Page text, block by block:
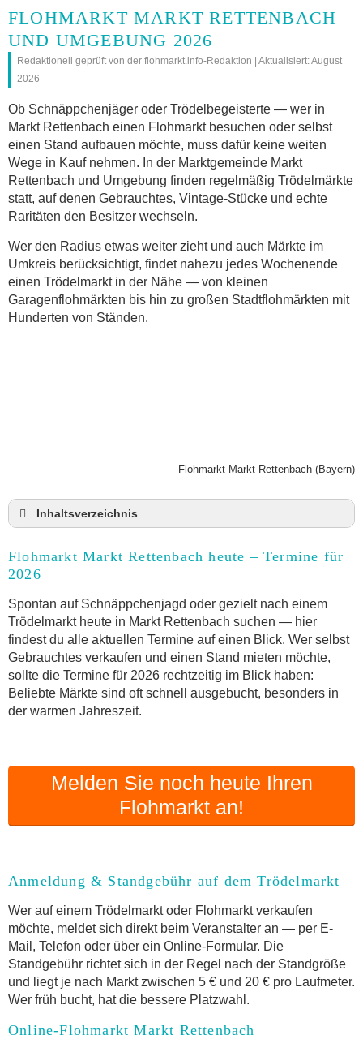
FLOHMARKT MARKT RETTENBACH
UND UMGEBUNG 2026
Redaktionell geprüft von der flohmarkt.info-Redaktion | Aktualisiert: August
2026
Ob Schnäppchenjäger oder Trödelbegeisterte — wer in
Markt Rettenbach einen Flohmarkt besuchen oder selbst
einen Stand aufbauen möchte, muss dafür keine weiten
Wege in Kauf nehmen. In der Marktgemeinde Markt
Rettenbach und Umgebung finden regelmäßig Trödelmärkte
statt, auf denen Gebrauchtes, Vintage-Stücke und echte
Raritäten den Besitzer wechseln.
Wer den Radius etwas weiter zieht und auch Märkte im
Umkreis berücksichtigt, findet nahezu jedes Wochenende
einen Trödelmarkt in der Nähe — von kleinen
Garagenflohmärkten bis hin zu großen Stadtflohmärkten mit
Hunderten von Ständen.
Flohmarkt Markt Rettenbach (Bayern)
Inhaltsverzeichnis
2026
Online-Flohmarkt Markt Rettenbach
Welche Trödelmarkt-Typen gibt es?
Aktuelle Flohmarkt-Termine für Markt Rettenbach
und Umgebung
Kleinanzeigen Markt Rettenbach als Alternative
zum Trödelmarkt
Flohmarkt-Termin melden
Flohmarkt Markt Rettenbach heute – Termine für
2026
Spontan auf Schnäppchenjagd oder gezielt nach einem
Trödelmarkt heute in Markt Rettenbach suchen — hier
findest du alle aktuellen Termine auf einen Blick. Wer selbst
Gebrauchtes verkaufen und einen Stand mieten möchte,
sollte die Termine für 2026 rechtzeitig im Blick haben:
Beliebte Märkte sind oft schnell ausgebucht, besonders in
der warmen Jahreszeit.
Melden Sie noch heute Ihren
Flohmarkt an!
Anmeldung & Standgebühr auf dem Trödelmarkt
Wer auf einem Trödelmarkt oder Flohmarkt verkaufen
möchte, meldet sich direkt beim Veranstalter an — per E-
Mail, Telefon oder über ein Online-Formular. Die
Standgebühr richtet sich in der Regel nach der Standgröße
und liegt je nach Markt zwischen 5 € und 20 € pro Laufmeter.
Wer früh bucht, hat die bessere Platzwahl.
Online-Flohmarkt Markt Rettenbach